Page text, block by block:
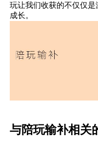
玩让我们收获的不仅仅
成长。
与陪玩输补相关